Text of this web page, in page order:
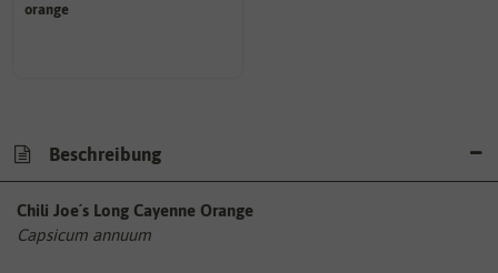
orange
sie nach dem Reifungsprozess
Beschreibung
Chili Joe´s Long Cayenne Orange
Capsicum annuum